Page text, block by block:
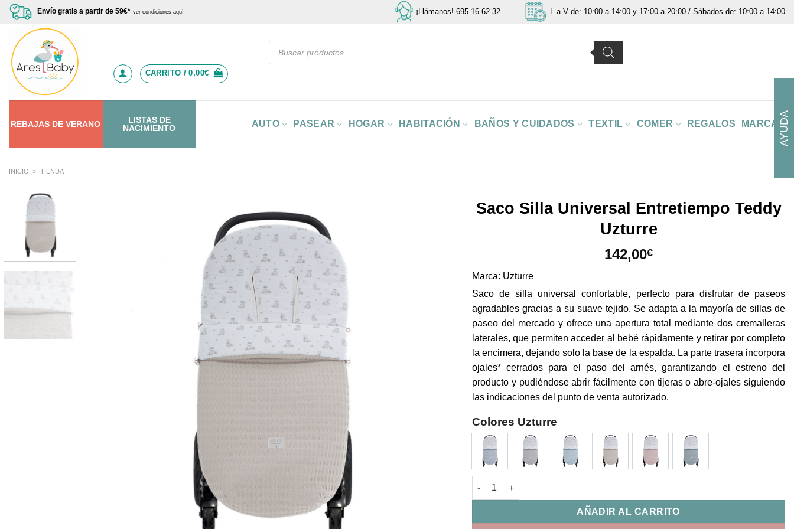
Saltar
contenido
Envío gratis a partir de 59€* ver condiciones aquí ¡Llámanos! 695 16 62 32 L a V de: 10:00 a 14:00 y 17:00 a 20:00 / Sábados de: 10:00 a 14:00
Búsqueda
CARRITO /0,00€
REBAJAS DEVERANO
LISTAS DE
NACIMIENTO
AUTO PASEAR HOGAR HABITACIÓN BAÑOS Y CUIDADOS TEXTIL COMER REGALOS MARCAS
INICIO » TIENDA
Saco Silla Universal Entretiempo Teddy
Uzturre
142,00€
Marca: Uzturre
Saco de silla universal confortable, perfecto para disfrutar de paseos
agradables gracias a su suave tejido. Se adapta a la mayoría de sillas de
paseo del mercado y ofrece una apertura total mediante dos cremalleras
laterales, que permiten acceder al bebé rápidamente y retirar por completo
la encimera, dejando solo la base de la espalda. La parte trasera incorpora
ojales* cerrados para el paso del arnés, garantizando el estreno del
producto y pudiéndose abrir fácilmente con tijeras o abre-ojales siguiendo
las indicaciones del punto de venta autorizado.
Colores Uzturre
Saco Silla Universal Entretiempo Teddy Uzturre cantidad
AÑADIR AL CARRITO
AYUDA